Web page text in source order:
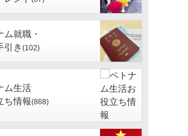
ム就職・
引き (102)
ム生活
ち情報(868)